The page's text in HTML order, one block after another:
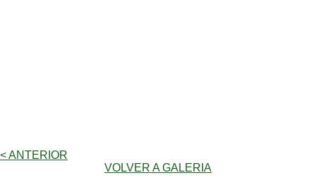
< ANTERIOR
VOLVER A GALERIA